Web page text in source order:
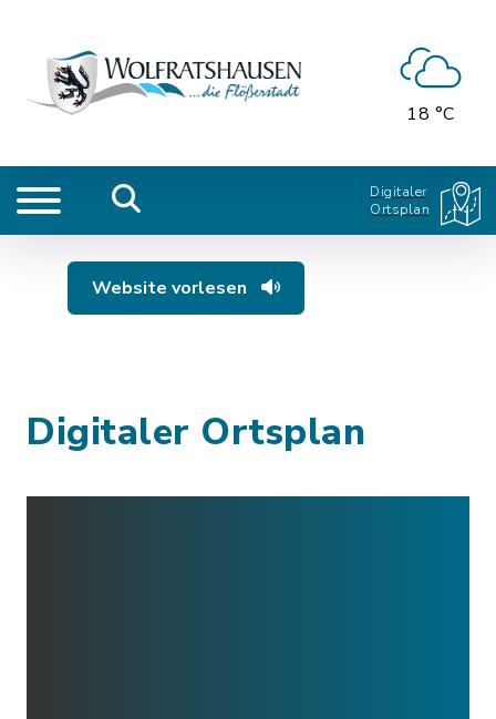
18 °C
Digitaler
Ortsplan
Website vorlesen
Digitaler Ortsplan